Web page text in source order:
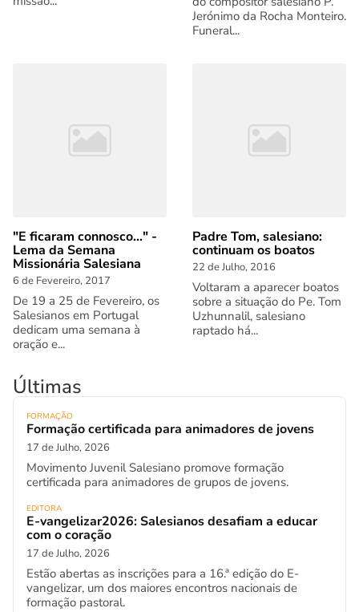
Jerónimo da Rocha Monteiro.
Funeral...
"E ficaram connosco..." -
Lema da Semana
Missionária Salesiana
6 de Fevereiro, 2017
De 19 a 25 de Fevereiro, os
Salesianos em Portugal
dedicam uma semana à
oração e...
Padre Tom, salesiano:
continuam os boatos
22 de Julho, 2016
Voltaram a aparecer boatos
sobre a situação do Pe. Tom
Uzhunnalil, salesiano
raptado há...
Últimas
FORMAÇÃO
Formação certificada para animadores de jovens
17 de Julho, 2026
Movimento Juvenil Salesiano promove formação
certificada para animadores de grupos de jovens.
EDITORA
E-vangelizar2026: Salesianos desafiam a educar
com o coração
17 de Julho, 2026
Estão abertas as inscrições para a 16.ª edição do E-
vangelizar, um dos maiores encontros nacionais de
formação pastoral.